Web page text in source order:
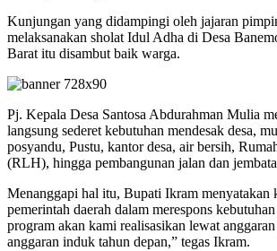
Kunjungan yang didampingi oleh jajaran
melaksanakan sholat Idul Adha di Desa
Barat itu disambut baik warga.
Pj. Kepala Desa Santosa Abdurahman Mulia
langsung sederet kebutuhan mendesak desa,
posyandu, Pustu, kantor desa, air bersih,
(RLH), hingga pembangunan jalan dan
Menanggapi hal itu, Bupati Ikram menyatakan
pemerintah daerah dalam merespons
program akan kami realisasikan lewat
anggaran induk tahun depan,” tegas Ikram.